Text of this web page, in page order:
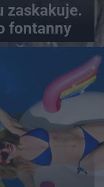
zaskakuje.
fontanny